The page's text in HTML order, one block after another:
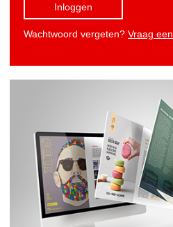
Inloggen
Wachtwoord vergeten? Vraag